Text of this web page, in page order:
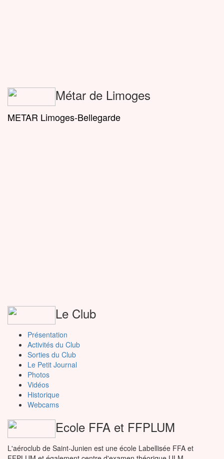
Métar de Limoges
METAR Limoges-Bellegarde
Le Club
Présentation
Activités du Club
Sorties du Club
Le Petit Journal
Photos
Vidéos
Historique
Webcams
Ecole FFA et FFPLUM
L'aéroclub de Saint-Junien est une école Labellisée FFA et